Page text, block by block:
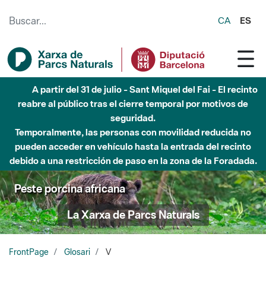
CA ES
A partir del 31 de julio - Sant Miquel del Fai - El recinto
reabre al público tras el cierre temporal por motivos de
seguridad.
Temporalmente, las personas con movilidad reducida no
pueden acceder en vehículo hasta la entrada del recinto
debido a una restricción de paso en la zona de la Foradada.
Peste porcina africana
La Xarxa de Parcs Naturals
FrontPage Glosari V